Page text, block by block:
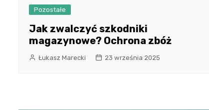
Pozostałe
Jak zwalczyć szkodniki
magazynowe? Ochrona zbóż
Łukasz Marecki 23 września 2025